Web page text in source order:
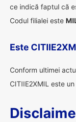
ce indică faptul că
Codul filialei este
Este
Conform ultimei
CITIIE2XMIL este